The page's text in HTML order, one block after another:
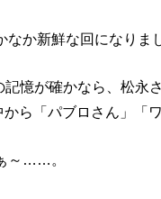
なか新鮮な回になりま
記憶が確かなら、松永
から「パブロさん」「
～……。